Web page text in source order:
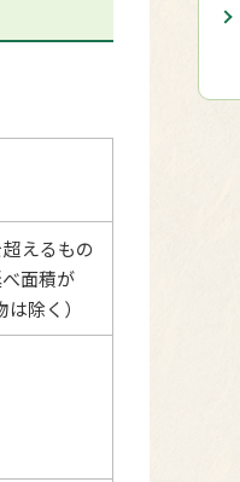
えるもの
面積が
除く）